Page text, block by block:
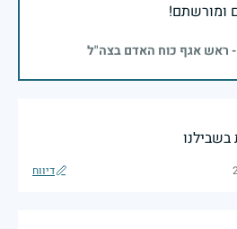
ומורשתם!
- ראש אגף כוח האדם בצה"ל
דיווח